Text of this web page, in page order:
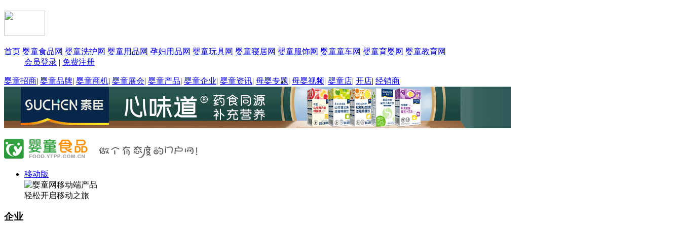
首页 婴童食品网 婴童洗护网 婴童用品网 孕妇用品网 婴童玩具网 婴童寝居网 婴童服饰网 婴童童车网 婴童育婴网 婴童教育网
会员登录 | 免费注册
婴童招商| 婴童品牌| 婴童商机| 婴童展会| 婴童产品| 婴童企业| 婴童资讯| 母婴专题| 母婴视频| 婴童店| 开店| 经销商
移动版
轻松开启移动之旅
企业